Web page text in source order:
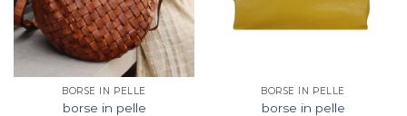
BORSE IN PELLE
borse in pelle
BORSE IN PELLE
borse in pelle